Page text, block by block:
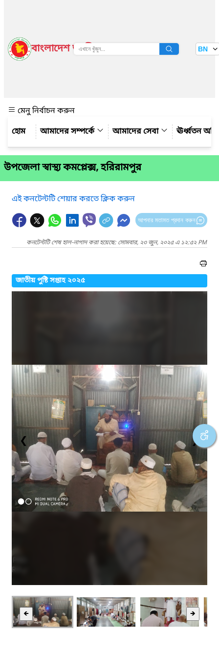
বাংলাদেশ জাতীয় তথ্য বাতায়ন BN
মেনু নির্বাচন করুন
আমাদের সম্পর্কে
আমাদের সেবা ঊর্ধ্বতন
উপজেলা স্বাস্থ্য কমপ্লেক্স, হরিরামপুর
এই কনটেন্টটি শেয়ার করতে ক্লিক করুন
আপনার মতামত প্রদান করুন
কনটেন্টটি শেষ হাল-নাগাদ করা হয়েছে: সোমবার, ২৩ জুন, ২০২৫ এ ১২:৫২ PM
জাতীয় পুষ্টি সপ্তাহ ২০২৫
❮ ❯
🡸 🡺